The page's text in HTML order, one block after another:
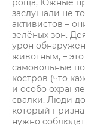
роща, Южные
заслушали не
активистов –
зелёных зон.
урон
животным, –
самовольные
костров (что
и особо
свалки. Люди
который
нужно